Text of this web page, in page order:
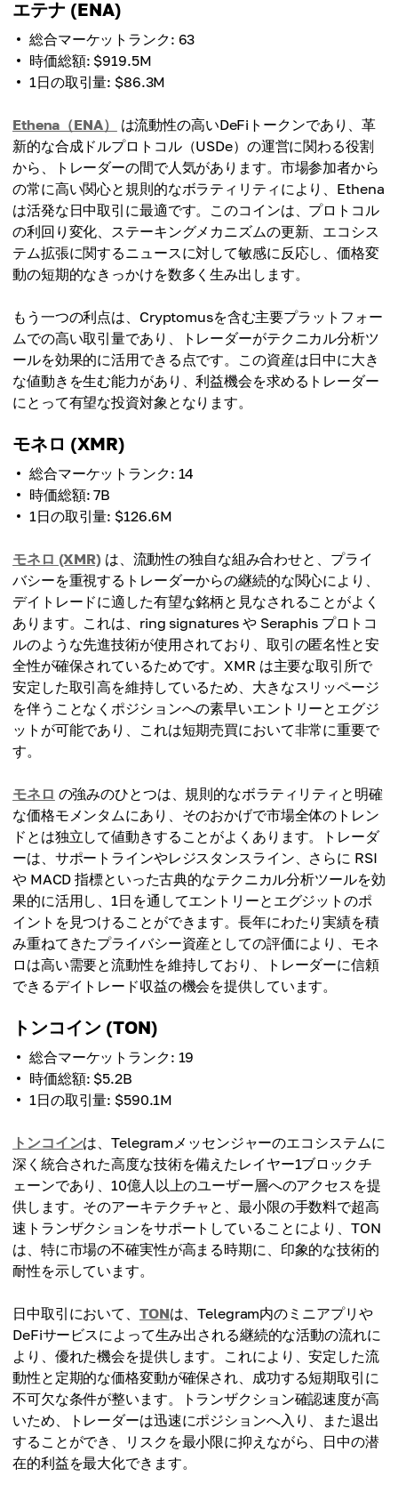
エテナ (ENA)
総合マーケットランク: 63
時価総額: $919.5M
1日の取引量: $86.3M
Ethena（ENA）
は流動性の高いDeFiトークンであり、革
新的な合成ドルプロトコル（USDe）の運営に関わる役割
から、トレーダーの間で人気があります。市場参加者から
の常に高い関心と規則的なボラティリティにより、Ethena
は活発な日中取引に最適です。このコインは、プロトコル
の利回り変化、ステーキングメカニズムの更新、エコシス
テム拡張に関するニュースに対して敏感に反応し、価格変
動の短期的なきっかけを数多く生み出します。
もう一つの利点は、Cryptomusを含む主要プラットフォー
ムでの高い取引量であり、トレーダーがテクニカル分析ツ
ールを効果的に活用できる点です。この資産は日中に大き
な値動きを生む能力があり、利益機会を求めるトレーダー
にとって有望な投資対象となります。
モネロ (XMR)
総合マーケットランク: 14
時価総額: 7B
1日の取引量: $126.6M
モネロ (XMR) は、流動性の独自な組み合わせと、プライ
バシーを重視するトレーダーからの継続的な関心により、
デイトレードに適した有望な銘柄と見なされることがよく
あります。これは、ring signatures や Seraphis プロトコ
ルのような先進技術が使用されており、取引の匿名性と安
全性が確保されているためです。XMR は主要な取引所で
安定した取引高を維持しているため、大きなスリッページ
を伴うことなくポジションへの素早いエントリーとエグジ
ットが可能であり、これは短期売買において非常に重要で
す。
モネロ の強みのひとつは、規則的なボラティリティと明確
な価格モメンタムにあり、そのおかげで市場全体のトレン
ドとは独立して値動きすることがよくあります。トレーダ
ーは、サポートラインやレジスタンスライン、さらに RSI
や MACD 指標といった古典的なテクニカル分析ツールを効
果的に活用し、1日を通してエントリーとエグジットのポ
イントを見つけることができます。長年にわたり実績を積
み重ねてきたプライバシー資産としての評価により、モネ
ロは高い需要と流動性を維持しており、トレーダーに信頼
できるデイトレード収益の機会を提供しています。
トンコイン (TON)
総合マーケットランク: 19
時価総額: $5.2B
1日の取引量: $590.1M
トンコインは、Telegramメッセンジャーのエコシステムに
深く統合された高度な技術を備えたレイヤー1ブロックチ
ェーンであり、10億人以上のユーザー層へのアクセスを提
供します。そのアーキテクチャと、最小限の手数料で超高
速トランザクションをサポートしていることにより、TON
は、特に市場の不確実性が高まる時期に、印象的な技術的
耐性を示しています。
日中取引において、 TONは、Telegram内のミニアプリや
DeFiサービスによって生み出される継続的な活動の流れに
より、優れた機会を提供します。これにより、安定した流
動性と定期的な価格変動が確保され、成功する短期取引に
不可欠な条件が整います。トランザクション確認速度が高
いため、トレーダーは迅速にポジションへ入り、また退出
することができ、リスクを最小限に抑えながら、日中の潜
在的利益を最大化できます。